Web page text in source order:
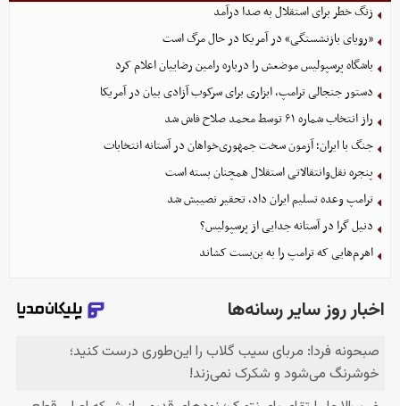
زنگ خطر برای استقلال به صدا درآمد
«رویای بازنشستگی» در آمریکا در حال مرگ است
باشگاه پرسپولیس موضعش را درباره رامین رضاییان اعلام کرد
دستور جنجالی ترامپ، ابزاری برای سرکوب آزادی بیان در آمریکا
راز انتخاب شماره ۶۱ توسط محمد صلاح فاش شد
جنگ با ایران؛ آزمون سخت جمهوری‌خواهان در آستانه انتخابات
پنجره نقل‌وانتقالاتی استقلال همچنان بسته است
ترامپ وعده تسلیم ایران داد، تحقیر نصیبش شد
دنیل گرا در آستانه جدایی از پرسپولیس؟
اهرم‌هایی که ترامپ را به بن‌بست کشاند